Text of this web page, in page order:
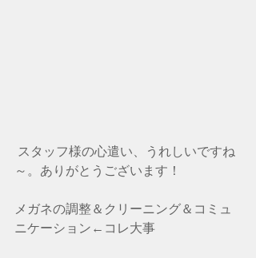
～。ありがとうございます！
メガネの調整＆クリーニング＆コミュ
ニケーション←コレ大事